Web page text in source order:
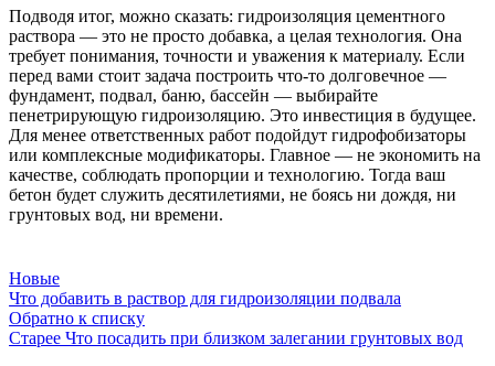
Подводя итог, можно сказать: гидроизоляция цементного
раствора — это не просто добавка, а целая технология. Она
требует понимания, точности и уважения к материалу. Если
перед вами стоит задача построить что-то долговечное —
фундамент, подвал, баню, бассейн — выбирайте
пенетрирующую гидроизоляцию. Это инвестиция в будущее.
Для менее ответственных работ подойдут гидрофобизаторы
или комплексные модификаторы. Главное — не экономить на
качестве, соблюдать пропорции и технологию. Тогда ваш
бетон будет служить десятилетиями, не боясь ни дождя, ни
грунтовых вод, ни времени.
Новые
Что добавить в раствор для гидроизоляции подвала
Обратно к списку
Старее Что посадить при близком залегании грунтовых вод